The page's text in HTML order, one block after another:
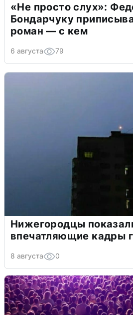
«Не просто слух»:
Бондарчуку
роман — с кем
6 августа 79
Нижегородцы
впечатляющие кадры
8 августа 0